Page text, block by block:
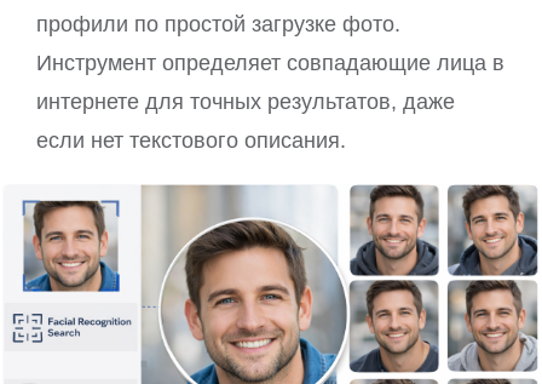
профили по простой загрузке фото.
Инструмент определяет совпадающие лица в
интернете для точных результатов, даже
если нет текстового описания.